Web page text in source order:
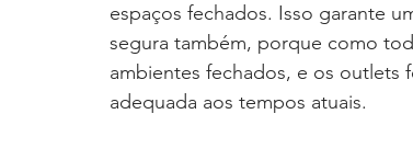
espaços fechados. Isso garante
segura também, porque como
ambientes fechados, e os outlets
adequada aos tempos atuais.